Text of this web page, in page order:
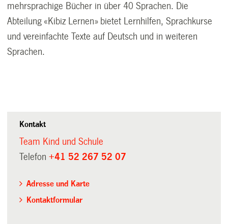
mehrsprachige Bücher in über 40 Sprachen. Die
Abteilung «Kibiz Lernen» bietet Lernhilfen, Sprachkurse
und vereinfachte Texte auf Deutsch und in weiteren
Sprachen.
Kontakt
Team Kind und Schule
Telefon+41 52 267 52 07
Adresse und Karte
Kontaktformular